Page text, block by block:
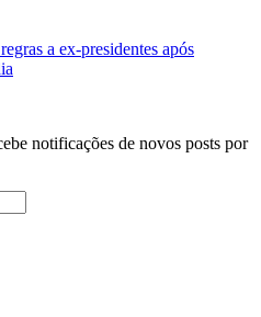
a ex-presidentes após
notificações de novos posts por